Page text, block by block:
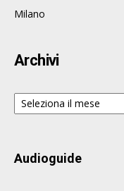
Milano
Archivi
Archivi
Audioguide